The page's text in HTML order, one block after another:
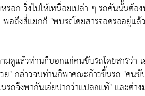
รอก วิ่งไปให้เหนื่อยเปล่า ๆ รถคันนั้นต้
พอถึงสี่แยกก็ "พบรถโดยสารจอดรออยู่แ
มดูแล้วท่านก็บอกแก่คนขับรถโดยสารว่า
วย" กล่าวจบท่านก็พาคณะก้าวขึ้นรถ "คน
ถจึงพากันเอ่ยปากว่าแปลกแท้" และต่าง